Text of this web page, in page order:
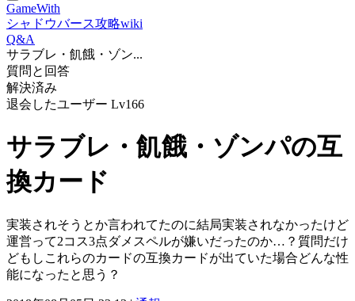
GameWith
シャドウバース攻略wiki
Q&A
サラブレ・飢餓・ゾン...
質問と回答
解決済み
退会したユーザー Lv166
サラブレ・飢餓・ゾンパの互
換カード
実装されそうとか言われてたのに結局実装されなかったけど
運営って2コス3点ダメスペルが嫌いだったのか…？質問だけ
どもしこれらのカードの互換カードが出ていた場合どんな性
能になったと思う？